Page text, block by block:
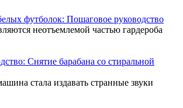
футболок: Пошаговое руководство
неотъемлемой частью гардероба
Снятие барабана со стиральной
стала издавать странные звуки